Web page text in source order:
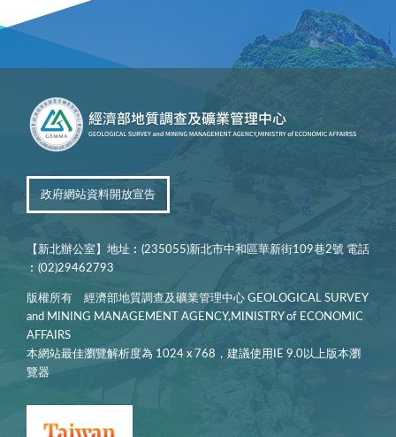
政府網站資料開放宣告
【新北辦公室】地址︰(235055)新北市中和區華新街109巷2號 電話
︰(02)29462793
版權所有 經濟部地質調查及礦業管理中心 GEOLOGICAL SURVEY
and MINING MANAGEMENT AGENCY,MINISTRY of ECONOMIC
AFFAIRS
本網站最佳瀏覽解析度為 1024 x 768，建議使用IE 9.0以上版本瀏
覽器